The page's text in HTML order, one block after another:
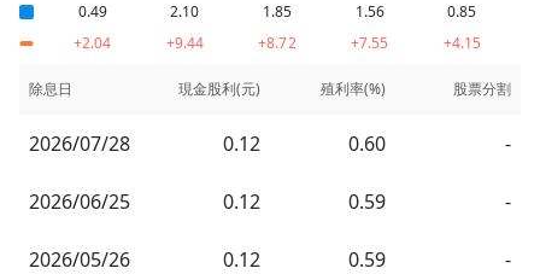
0.49 2.10 1.85 1.56
0.85
+2.04
+9.44 +8.72 +7.55 +4.15
除息日 現金股利(元) 殖利率(%) 股票分割
2026/07/28 0.12 0.60 -
2026/06/25 0.12 0.59 -
2026/05/26 0.12 0.59 -